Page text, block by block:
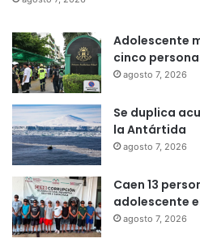
Adolescente
cinco
agosto 7, 2026
Se duplica
la Antártida
agosto 7, 2026
Caen 13
adolescente
agosto 7, 2026